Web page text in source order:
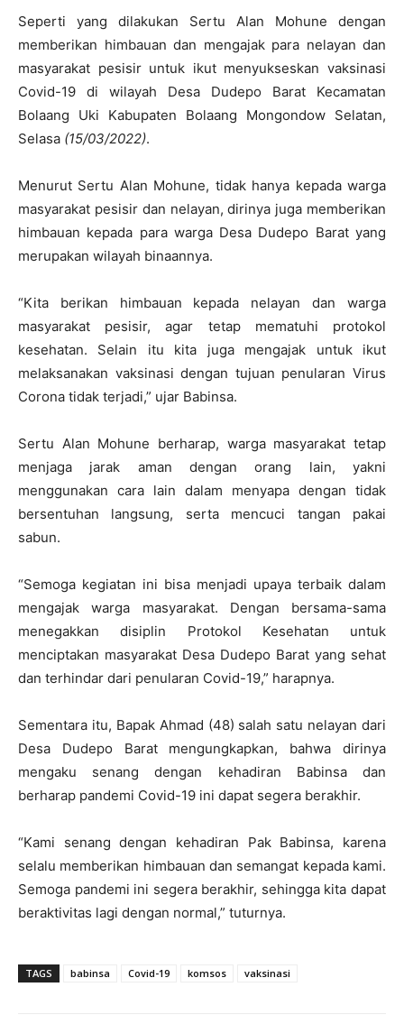
Seperti yang dilakukan Sertu Alan Mohune dengan
memberikan himbauan dan mengajak para nelayan dan
masyarakat pesisir untuk ikut menyukseskan vaksinasi
Covid-19 di wilayah Desa Dudepo Barat Kecamatan
Bolaang Uki Kabupaten Bolaang Mongondow Selatan,
Selasa (15/03/2022).
Menurut Sertu Alan Mohune, tidak hanya kepada warga
masyarakat pesisir dan nelayan, dirinya juga memberikan
himbauan kepada para warga Desa Dudepo Barat yang
merupakan wilayah binaannya.
“Kita berikan himbauan kepada nelayan dan warga
masyarakat pesisir, agar tetap mematuhi protokol
kesehatan. Selain itu kita juga mengajak untuk ikut
melaksanakan vaksinasi dengan tujuan penularan Virus
Corona tidak terjadi,” ujar Babinsa.
Sertu Alan Mohune berharap, warga masyarakat tetap
menjaga jarak aman dengan orang lain, yakni
menggunakan cara lain dalam menyapa dengan tidak
bersentuhan langsung, serta mencuci tangan pakai
sabun.
“Semoga kegiatan ini bisa menjadi upaya terbaik dalam
mengajak warga masyarakat. Dengan bersama-sama
menegakkan disiplin Protokol Kesehatan untuk
menciptakan masyarakat Desa Dudepo Barat yang sehat
dan terhindar dari penularan Covid-19,” harapnya.
Sementara itu, Bapak Ahmad (48) salah satu nelayan dari
Desa Dudepo Barat mengungkapkan, bahwa dirinya
mengaku senang dengan kehadiran Babinsa dan
berharap pandemi Covid-19 ini dapat segera berakhir.
“Kami senang dengan kehadiran Pak Babinsa, karena
selalu memberikan himbauan dan semangat kepada kami.
Semoga pandemi ini segera berakhir, sehingga kita dapat
beraktivitas lagi dengan normal,” tuturnya.
TAGS babinsa Covid-19 komsos vaksinasi